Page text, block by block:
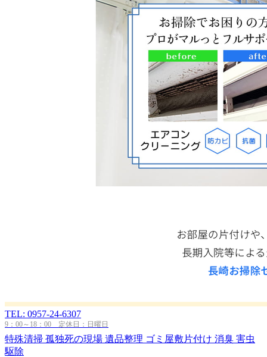
TEL: 0957-24-6307
9：00～18：00 定休日：日曜日
特殊清掃 孤独死の現場 遺品整理 ゴミ屋敷片付け 消臭 害虫
駆除